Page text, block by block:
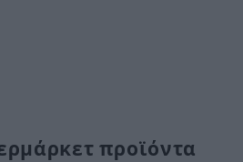
προϊόντα